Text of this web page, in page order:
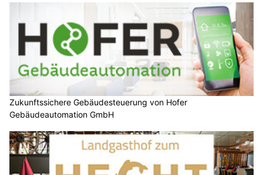
Zukunftssichere Gebäudesteuerung von Hofer
Gebäudeautomation GmbH